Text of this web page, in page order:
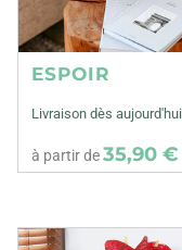
ESPOIR
Livraison dès aujourd'hui
à partir de35,90 €